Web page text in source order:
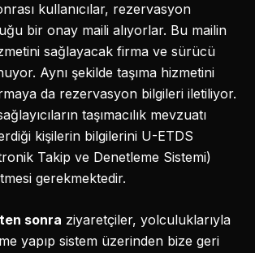
kullanıcılar, rezervasyon
bir onay maili alıyorlar. Bu mailin
sağlayacak firma ve sürücü
Aynı şekilde taşıma hizmetini
da rezervasyon bilgileri iletiliyor.
taşımacılık mevzuatı
kişilerin bilgilerini U-ETDS
Takip ve Denetleme Sistemi)
gerekmektedir.
sonra ziyaretçiler, yolculuklarıyla
yapıp sistem üzerinden bize geri